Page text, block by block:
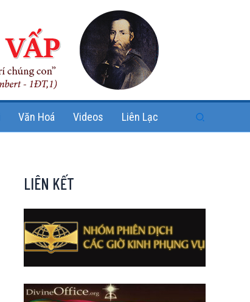
Văn Hoá Videos Liên Lạc Search
LIÊN KẾT